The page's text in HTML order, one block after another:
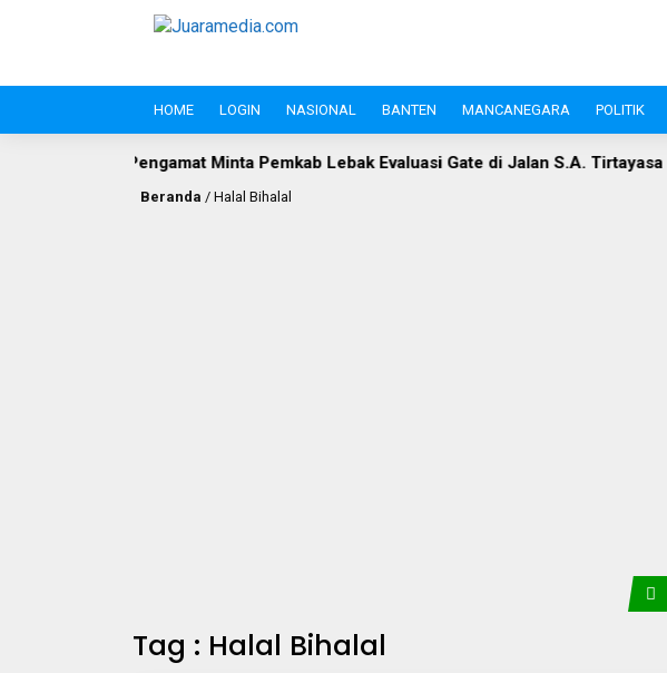
HOME LOGIN NASIONAL BANTEN MANCANEGARA POLITIK
Minta Pemkab Lebak Evaluasi Gate di Jalan S.A. Tirtayasa Polemik
Beranda / Halal Bihalal
Tag : Halal Bihalal